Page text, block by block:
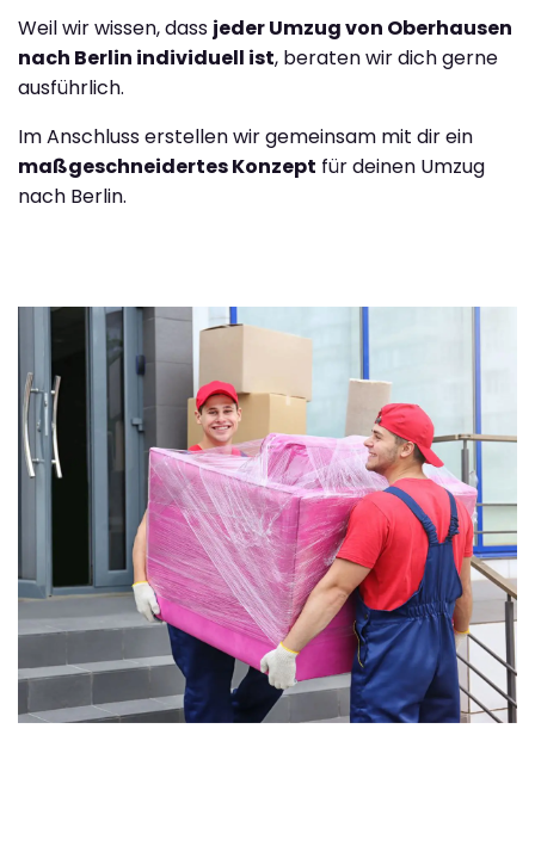
Weil wir wissen, dass jeder Umzug von Oberhausen
nach Berlin individuell ist, beraten wir dich gerne
ausführlich.
Im Anschluss erstellen wir gemeinsam mit dir ein
maßgeschneidertes Konzept für deinen Umzug
nach Berlin.